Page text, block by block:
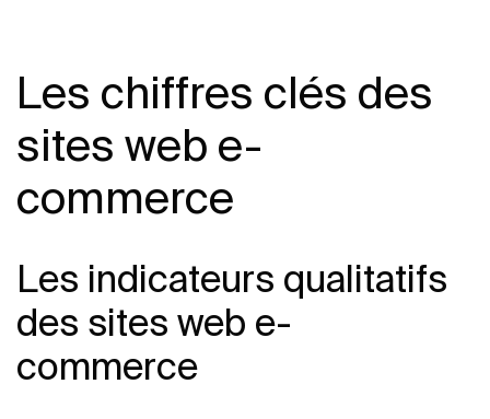
Les chiffres clés des
sites web e-
commerce
Les indicateurs qualitatifs
des sites web e-
commerce